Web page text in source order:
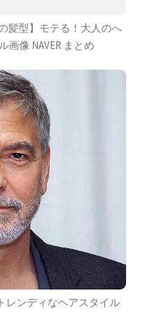
髪型】モテる！大人のへ
画像 NAVER まとめ
レンディなヘアスタイル